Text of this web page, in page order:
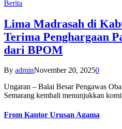
Berita
Lima Madrasah di
Terima Penghargaan
dari BPOM
By adminNovember 20, 20250
Ungaran – Balai Besar Pengawas
Semarang kembali menunjukkan
From Kantor Urusan Agama